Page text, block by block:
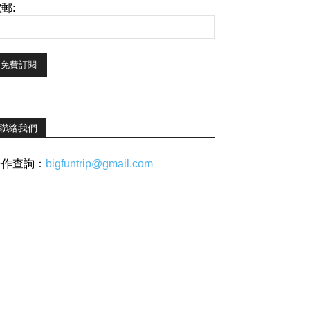
:
絡我們
查詢： bigfuntrip@gmail.com